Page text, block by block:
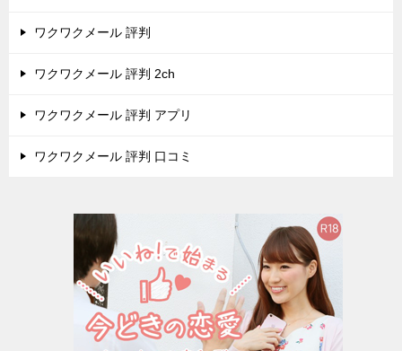
ワクワクメール 評判
ワクワクメール 評判 2ch
ワクワクメール 評判 アプリ
ワクワクメール 評判 口コミ